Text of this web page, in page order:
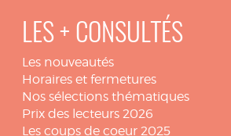
LES + CONSULTÉS
Les nouveautés
Horaires et fermetures
Nos sélections thématiques
Prix des lecteurs 2026
Les coups de coeur 2025